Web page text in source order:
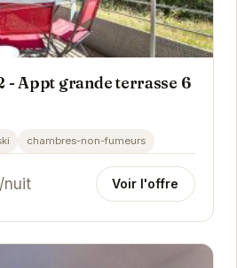
- Appt grande terrasse 6
chambres-non-fumeurs
/nuit Voir l'offre